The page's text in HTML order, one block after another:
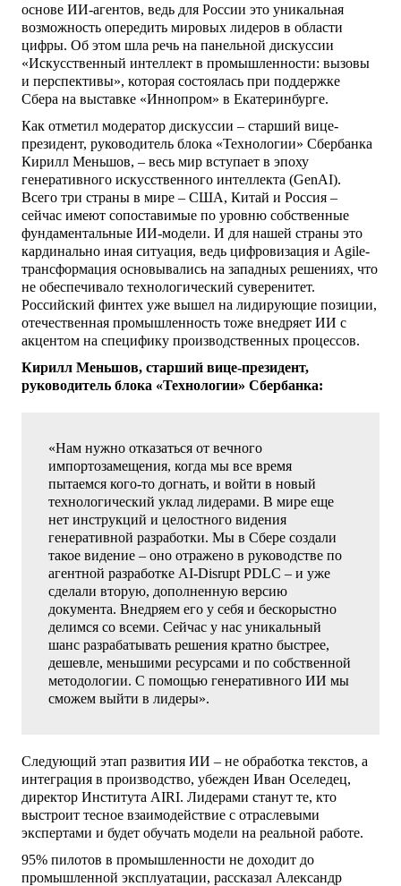
основе ИИ-агентов, ведь для России это уникальная
возможность опередить мировых лидеров в области
цифры. Об этом шла речь на панельной дискуссии
«Искусственный интеллект в промышленности: вызовы
и перспективы», которая состоялась при поддержке
Сбера на выставке «Иннопром» в Екатеринбурге.
Как отметил модератор дискуссии – старший вице-
президент, руководитель блока «Технологии» Сбербанка
Кирилл Меньшов, – весь мир вступает в эпоху
генеративного искусственного интеллекта (GenAI).
Всего три страны в мире – США, Китай и Россия –
сейчас имеют сопоставимые по уровню собственные
фундаментальные ИИ-модели. И для нашей страны это
кардинально иная ситуация, ведь цифровизация и Agile-
трансформация основывались на западных решениях, что
не обеспечивало технологический суверенитет.
Российский финтех уже вышел на лидирующие позиции,
отечественная промышленность тоже внедряет ИИ с
акцентом на специфику производственных процессов.
Кирилл Меньшов, старший вице-президент,
руководитель блока «Технологии» Сбербанка:
«Нам нужно отказаться от вечного
импортозамещения, когда мы все время
пытаемся кого-то догнать, и войти в новый
технологический уклад лидерами. В мире еще
нет инструкций и целостного видения
генеративной разработки. Мы в Сбере создали
такое видение – оно отражено в руководстве по
агентной разработке AI-Disrupt PDLC – и уже
сделали вторую, дополненную версию
документа. Внедряем его у себя и бескорыстно
делимся со всеми. Сейчас у нас уникальный
шанс разрабатывать решения кратно быстрее,
дешевле, меньшими ресурсами и по собственной
методологии. С помощью генеративного ИИ мы
сможем выйти в лидеры».
Следующий этап развития ИИ – не обработка текстов, а
интеграция в производство, убежден Иван Оселедец,
директор Института AIRI. Лидерами станут те, кто
выстроит тесное взаимодействие с отраслевыми
экспертами и будет обучать модели на реальной работе.
95% пилотов в промышленности не доходит до
промышленной эксплуатации, рассказал Александр